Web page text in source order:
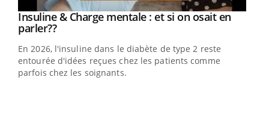
Youtube
Insuline & Charge mentale : et si on osait en
parler??Youtube
En 2026, l'insuline dans le diabète de type 2 reste
entourée d'idées reçues chez les patients comme
parfois chez les soignants.